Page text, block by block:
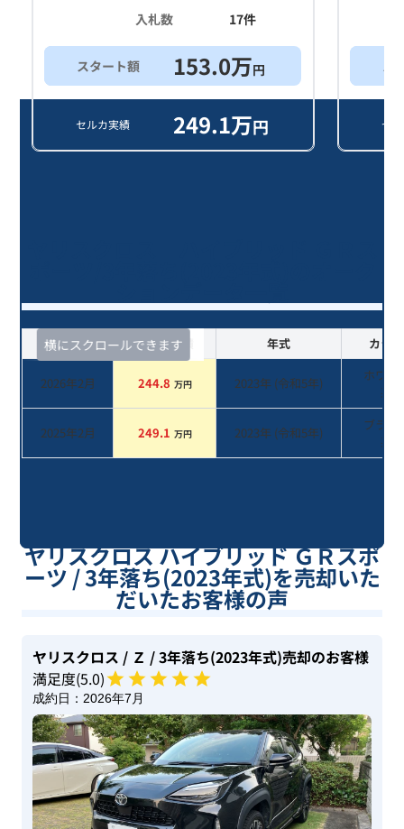
入札数
17件
スタート額 153.0万円
セルカ実績 249.1万円 セ
横にスクロールできます
査定時期 セルカ実績 年式 カラー
2026年2月 244.8 万円 2023年 (令和5年)
ホワイ
系
2025年2月 249.1 万円 2023年 (令和5年)
ブラッ
系
ヤリスクロス ハイブリッド ＧＲスポ
ーツ / 3年落ち(2023年式)を売却いた
だいたお客様の声
ヤリスクロス / Ｚ / 3年落ち(2023年式)売却のお客様
満足度(5.0)
成約日： 2026年7月